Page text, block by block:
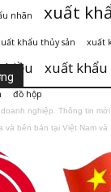
nhãn xuất
khẩu thủy sản xuất
xuất khẩu
đồ hộp
nghiệp. Thông tin
và bên bán tại Việt Nam và